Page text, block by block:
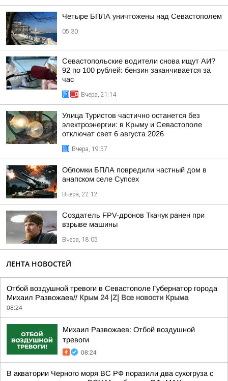
Четыре БПЛА уничтожены над Севастополем
05:30
Севастопольские водители снова ищут АИ?
92 по 100 рублей: бензин заканчивается за
час
Вчера, 21:14
Улица Туристов частично останется без
электроэнергии: в Крыму и Севастополе
отключат свет 6 августа 2026
Вчера, 19:57
Обломки БПЛА повредили частный дом в
анапском селе Супсех
Вчера, 22:12
Создатель FPV-дронов Ткачук ранен при
взрыве машины
Вчера, 18:05
ЛЕНТА НОВОСТЕЙ
Отбой воздушной тревоги в Севастополе Губернатор города
Михаил Развожаев// Крым 24 |Z| Все новости Крыма
08:24
Михаил Развожаев: Отбой воздушной
тревоги
08:24
В акватории Черного моря ВС РФ поразили два сухогруза с